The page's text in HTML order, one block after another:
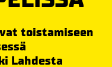
toistamiseen
Lahdesta